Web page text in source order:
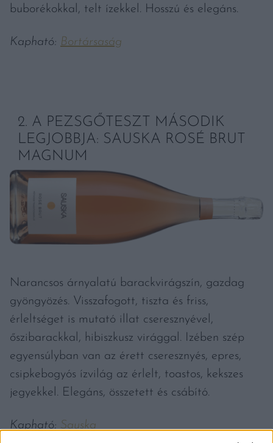
buborékokkal, telt ízekkel. Hosszú és elegáns.
Kapható: Bortársaság
2. A PEZSGŐTESZT MÁSODIK
LEGJOBBJA: SAUSKA ROSÉ BRUT
MAGNUM
Narancsos árnyalatú barackvirágszín, gazdag
gyöngyözés. Visszafogott, tiszta és friss,
érleltséget is mutató illat cseresznyével,
őszibarackkal, hibiszkusz virággal. Izében szép
egyensúlyban van az érett cseresznyés, epres,
csipkebogyós ízvilág az érlelt, toastos, kekszes
jegyekkel. Elegáns, összetett és csábító.
Kapható: Sauska